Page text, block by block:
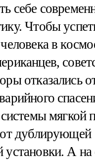
себе
Чтобы
в
отказались
системы мягкой
дублирующей
установки. А на